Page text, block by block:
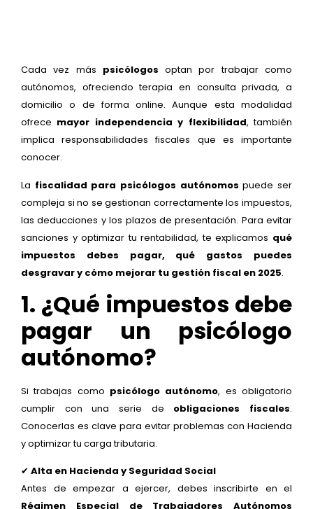
Cada vez más psicólogos optan por trabajar como
autónomos, ofreciendo terapia en consulta privada, a
domicilio o de forma online. Aunque esta modalidad
ofrece mayor independencia y flexibilidad, también
implica responsabilidades fiscales que es importante
conocer.
La fiscalidad para psicólogos autónomos puede ser
compleja si no se gestionan correctamente los impuestos,
las deducciones y los plazos de presentación. Para evitar
sanciones y optimizar tu rentabilidad, te explicamos qué
impuestos debes pagar, qué gastos puedes
desgravar y cómo mejorar tu gestión fiscal en 2025.
1. ¿Qué impuestos debe
pagar un psicólogo
autónomo?
Si trabajas como psicólogo autónomo, es obligatorio
cumplir con una serie de obligaciones fiscales.
Conocerlas es clave para evitar problemas con Hacienda
y optimizar tu carga tributaria.
✔ Alta en Hacienda y Seguridad Social
Antes de empezar a ejercer, debes inscribirte en el
Régimen Especial de Trabajadores Autónomos